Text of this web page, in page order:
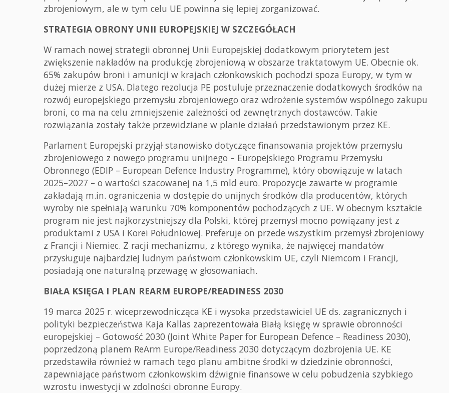
zbrojeniowym, ale w tym celu UE powinna się lepiej zorganizować.
STRATEGIA OBRONY UNII EUROPEJSKIEJ W SZCZEGÓŁACH
W ramach nowej strategii obronnej Unii Europejskiej dodatkowym priorytetem jest
zwiększenie nakładów na produkcję zbrojeniową w obszarze traktatowym UE. Obecnie ok.
65% zakupów broni i amunicji w krajach członkowskich pochodzi spoza Europy, w tym w
dużej mierze z USA. Dlatego rezolucja PE postuluje przeznaczenie dodatkowych środków na
rozwój europejskiego przemysłu zbrojeniowego oraz wdrożenie systemów wspólnego zakupu
broni, co ma na celu zmniejszenie zależności od zewnętrznych dostawców. Takie
rozwiązania zostały także przewidziane w planie działań przedstawionym przez KE.
Parlament Europejski przyjął stanowisko dotyczące finansowania projektów przemysłu
zbrojeniowego z nowego programu unijnego – Europejskiego Programu Przemysłu
Obronnego (EDIP – European Defence Industry Programme), który obowiązuje w latach
2025–2027 – o wartości szacowanej na 1,5 mld euro. Propozycje zawarte w programie
zakładają m.in. ograniczenia w dostępie do unijnych środków dla producentów, których
wyroby nie spełniają warunku 70% komponentów pochodzących z UE. W obecnym kształcie
program nie jest najkorzystniejszy dla Polski, której przemysł mocno powiązany jest z
produktami z USA i Korei Południowej. Preferuje on przede wszystkim przemysł zbrojeniowy
z Francji i Niemiec. Z racji mechanizmu, z którego wynika, że najwięcej mandatów
przysługuje najbardziej ludnym państwom członkowskim UE, czyli Niemcom i Francji,
posiadają one naturalną przewagę w głosowaniach.
BIAŁA KSIĘGA I PLAN REARM EUROPE/READINESS 2030
19 marca 2025 r. wiceprzewodnicząca KE i wysoka przedstawiciel UE ds. zagranicznych i
polityki bezpieczeństwa Kaja Kallas zaprezentowała Białą księgę w sprawie obronności
europejskiej – Gotowość 2030 (Joint White Paper for European Defence – Readiness 2030),
poprzedzoną planem ReArm Europe/Readiness 2030 dotyczącym dozbrojenia UE. KE
przedstawiła również w ramach tego planu ambitne środki w dziedzinie obronności,
zapewniające państwom członkowskim dźwignie finansowe w celu pobudzenia szybkiego
wzrostu inwestycji w zdolności obronne Europy.